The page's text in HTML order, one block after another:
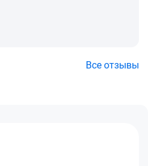
Все отзывы